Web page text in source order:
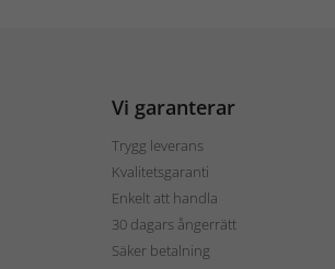
Vi garanterar
Trygg leverans
Kvalitetsgaranti
Enkelt att handla
30 dagars ångerrätt
Säker betalning